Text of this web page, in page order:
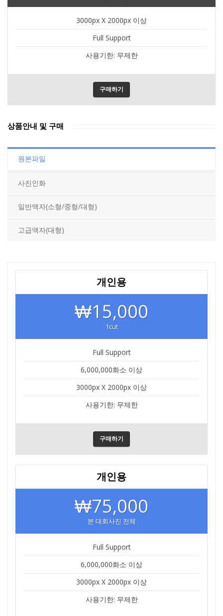
3000px X 2000px 이상
Full Support
사용기한: 무제한
구매하기
상품안내 및 구매
원본파일
사진인화
일반액자(소형/중형/대형)
고급액자(대형)
개인용
₩15,000
1cut
Full Support
6,000,000화소 이상
3000px X 2000px 이상
사용기한: 무제한
구매하기
개인용
₩75,000
본 대회사진 전체
Full Support
6,000,000화소 이상
3000px X 2000px 이상
사용기한: 무제한